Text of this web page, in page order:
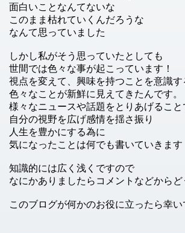
面白いことなんてないな
このまま枯れていくんだろうな
なんて思っていました
しかし私がそう思っていたとしても
世間では色々な事が起こっています！
視点を変えて、興味を持つことを意識す
色々なことが新鮮に見えてきたんです。
様々なニュースや話題をとりあげること
自分の視野を広げ感情を揺さ振り
人生を豊かにする為に
気になったことは何でも書いていきます
知識的には広く浅くですので
なにかありましたらコメントなどからど
このブログが何かのお役に立ったら幸い